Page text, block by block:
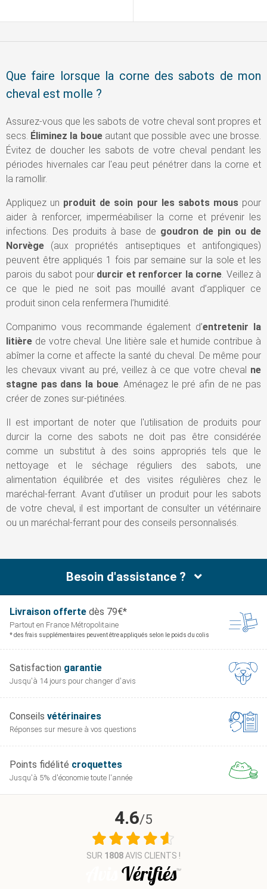
Que faire lorsque la corne des sabots de mon
cheval est molle ?
Assurez-vous que les sabots de votre cheval sont propres et
secs. Éliminez la boueautant que possible avec une brosse.
Évitez de doucher les sabots de votre cheval pendant les
périodes hivernales car l'eau peut pénétrer dans la corne et
la ramollir.
Appliquez un produit de soin pour les sabots mouspour
aider à renforcer, imperméabiliser la corne et prévenir les
infections. Des produits à base de goudron de pin ou de
Norvège (aux propriétés antiseptiques et antifongiques)
peuvent être appliqués 1 fois par semaine sur la sole et les
parois du sabot pour durcir et renforcer la corne. Veillez à
ce que le pied ne soit pas mouillé avant d’appliquer ce
produit sinon cela renfermera l’humidité.
Companimo vous recommande également d’entretenir la
litière de votre cheval. Une litière sale et humide contribue à
abîmer la corne et affecte la santé du cheval. De même pour
les chevaux vivant au pré, veillez à ce que votre cheval ne
stagne pas dans la boue. Aménagez le pré afin de ne pas
créer de zones sur-piétinées.
Il est important de noter que l'utilisation de produits pour
durcir la corne des sabots ne doit pas être considérée
comme un substitut à des soins appropriés tels que le
nettoyage et le séchage réguliers des sabots, une
alimentation équilibrée et des visites régulières chez le
maréchal-ferrant. Avant d'utiliser un produit pour les sabots
de votre cheval, il est important de consulter un vétérinaire
ou un maréchal-ferrant pour des conseils personnalisés.
Besoin d'assistance ?
Livraison offerte dès 79€*
Partout en France Métropolitaine
* des frais supplémentaires peuvent être appliqués selon le poids du colis
Satisfaction garantie
Jusqu'à 14 jours pour changer d'avis
Conseils vétérinaires
Réponses sur mesure à vos questions
Points fidélité croquettes
Jusqu'à 5% d'économie toute l'année
4.6/5
SUR 1808AVIS CLIENTS !